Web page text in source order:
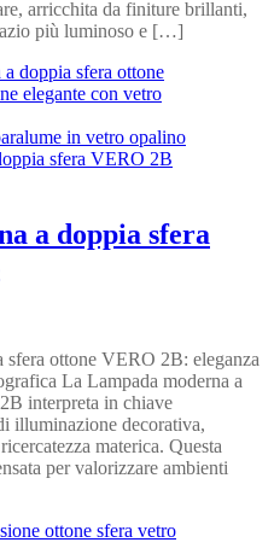
arricchita da finiture brillanti,
più luminoso e […]
a doppia sfera
sfera ottone VERO 2B: eleganza
La Lampada moderna a
interpreta in chiave
illuminazione decorativa,
materica. Questa
per valorizzare ambienti